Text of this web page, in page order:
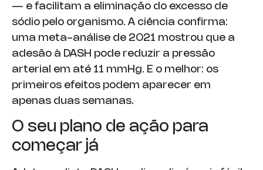
— e facilitam a eliminação do excesso de
sódio pelo organismo. A ciência confirma:
uma meta-análise de 2021 mostrou que a
adesão à DASH pode reduzir a pressão
arterial em até 11 mmHg. E o melhor: os
primeiros efeitos podem aparecer em
apenas duas semanas.
O seu plano de ação para
começar já